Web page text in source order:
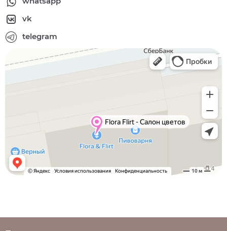
vk
telegram